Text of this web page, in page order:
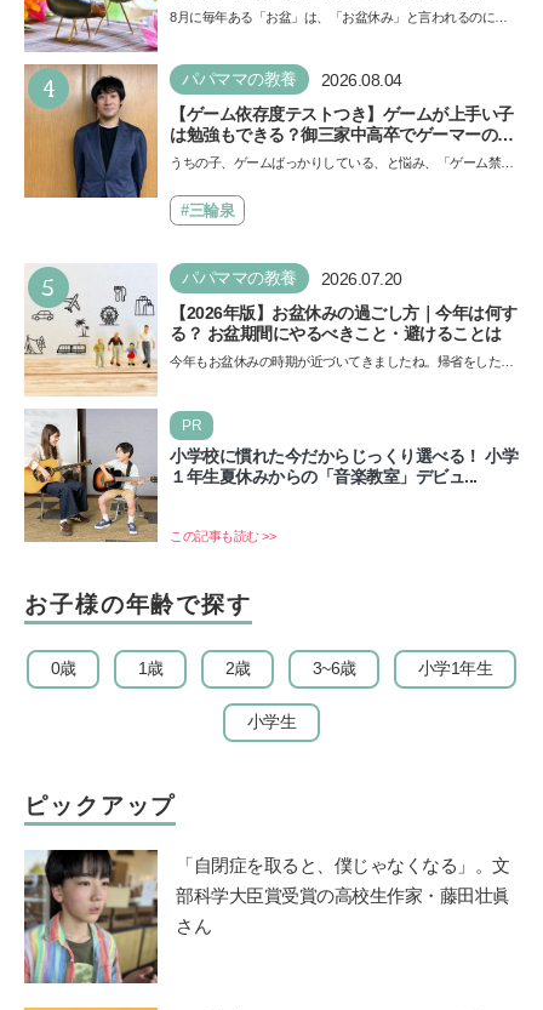
8月に毎年ある「お盆」は、「お盆休み」と言われるのに祝
盆…
4 パパママの教養 2026.08.04
【ゲーム依存度テストつき】ゲームが上手い子
は勉強もできる？御三家中高卒でゲーマーの医
師・阿部智史さんが教えるゲームしながら受験
うちの子、ゲームばっかりしている、と悩み、「ゲーム禁
も…#三輪泉
5 パパママの教養 2026.07.20
【2026年版】お盆休みの過ごし方｜今年は何す
る？ お盆期間にやるべきこと・避けることは
今年もお盆休みの時期が近づいてきましたね。帰省をした
PR
小学校に慣れた今だからじっくり選べる！ 小学
１年生夏休みからの「音楽教室」デビュ...
この記事も読む >>
お子様の年齢で探す
0歳 1歳 2歳 3~6歳 小学1年生
小学生
ピックアップ
「自閉症を取ると、僕じゃなくなる」。文
部科学大臣賞受賞の高校生作家・藤田壮眞
さん